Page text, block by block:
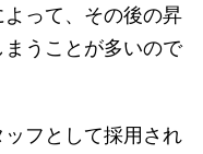
って、その後の昇
うことが多いので
フとして採用され